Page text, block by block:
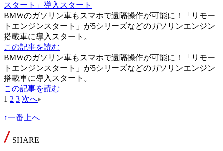
スタート」導入スタート
BMWのガソリン車もスマホで遠隔操作が可能に！「リモー
トエンジンスタート」が5シリーズなどのガソリンエンジン
搭載車に導入スタート。
この記事を読む
BMWのガソリン車もスマホで遠隔操作が可能に！「リモー
トエンジンスタート」が5シリーズなどのガソリンエンジン
搭載車に導入スタート。
この記事を読む
1 2 3 次へ
↑一番上へ
SHARE